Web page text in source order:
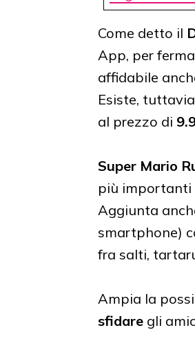
Come detto il
App, per
affidabile
Esiste,
al prezzo di
Super Mario
più importanti
Aggiunta
smartphone)
fra salti,
Ampia la
sfidare gli